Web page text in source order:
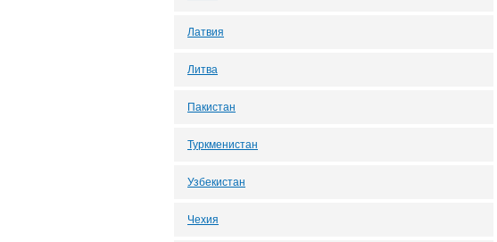
Латвия
Литва
Пакистан
Туркменистан
Узбекистан
Чехия